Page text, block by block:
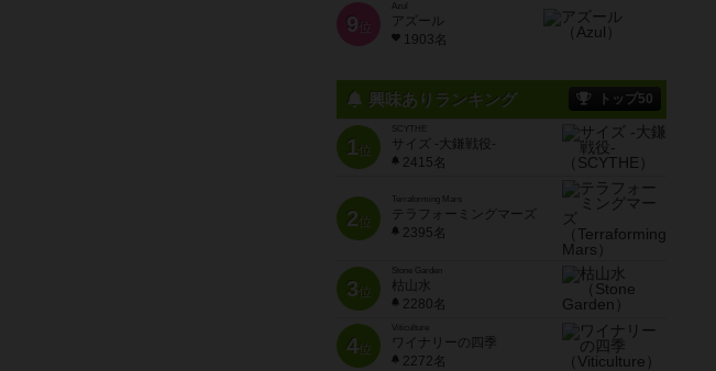
9 位
Azul
アズール
1903名
興味ありランキング トップ50
1位
SCYTHE
サイズ -大鎌戦役-
2415名
2位
Terraforming Mars
テラフォーミングマーズ
2395名
3位
Stone Garden
枯山水
2280名
4位
Viticulture
ワイナリーの四季
2272名